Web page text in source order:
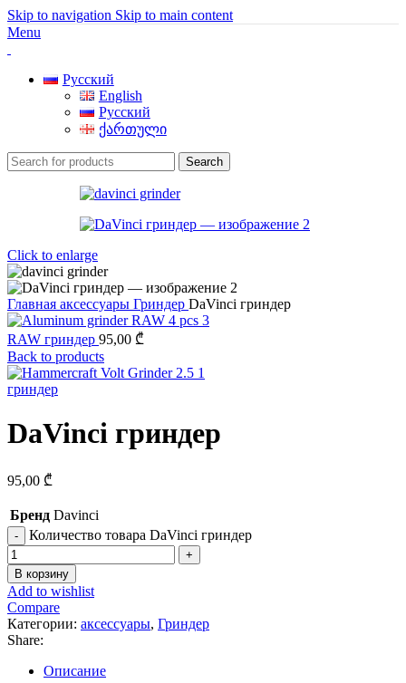
Skip to navigation Skip to main content
Menu
Русский
English
Русский
ქართული
Search
Click to enlarge
Главная аксессуары Гриндер DaVinci гриндер
RAW гриндер 95,00 ₾
Back to products
гриндер
DaVinci гриндер
95,00 ₾
Бренд Davinci
Количество товара DaVinci гриндер
В корзину
Add to wishlist
Compare
Категории: аксессуары, Гриндер
Share:
Описание